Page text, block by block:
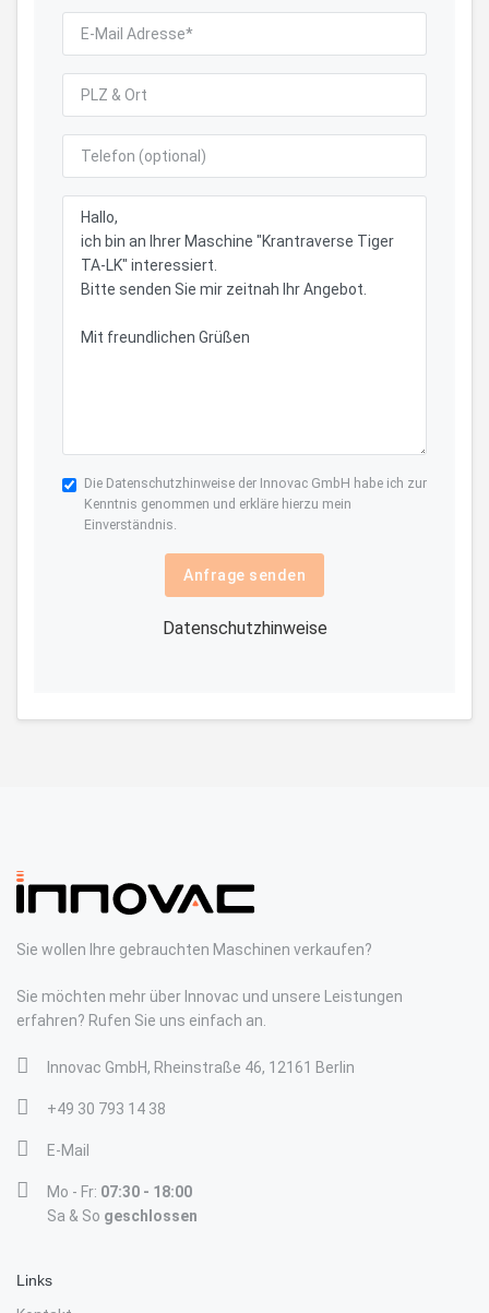
Die Datenschutzhinweise der Innovac GmbH habe ich zur
Kenntnis genommen und erkläre hierzu mein
Einverständnis.
Anfrage senden
Datenschutzhinweise
Sie wollen Ihre gebrauchten Maschinen verkaufen?
Sie möchten mehr über Innovac und unsere Leistungen
erfahren? Rufen Sie uns einfach an.
Innovac GmbH, Rheinstraße 46, 12161 Berlin
+49 30 793 14 38
E-Mail
Mo - Fr: 07:30 - 18:00
Sa & So geschlossen
Links